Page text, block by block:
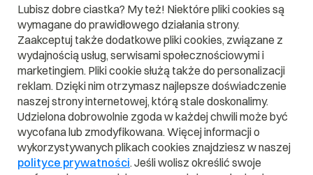
E-marketing SEO i SEM
Agent AI w Google Ads. Co
automatyzować, a co kontrolować?
26 maja 2026 ok.10min
Lubisz dobre ciastka? My też! Niektóre pliki cookies są
wymagane do prawidłowego działania strony.
Zaakceptuj także dodatkowe pliki cookies, związane z
wydajnością usług, serwisami społecznościowymi i
marketingiem. Pliki cookie służą także do personalizacji
reklam. Dzięki nim otrzymasz najlepsze doświadczenie
naszej strony internetowej, którą stale doskonalimy.
Udzielona dobrowolnie zgoda w każdej chwili może być
wycofana lub zmodyfikowana. Więcej informacji o
wykorzystywanych plikach cookies znajdziesz w naszej
polityce prywatności. Jeśli wolisz określić swoje